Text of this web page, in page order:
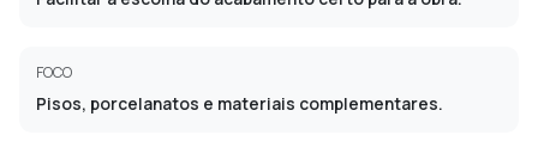
FOCO
Pisos, porcelanatos e materiais complementares.